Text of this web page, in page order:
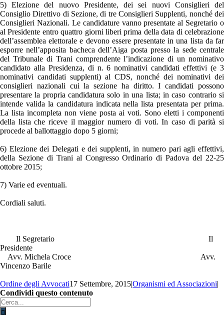
5) Elezione del nuovo Presidente, dei sei nuovi Consiglieri del
Consiglio Direttivo di Sezione, di tre Consiglieri Supplenti, nonché dei
Consiglieri Nazionali. Le candidature vanno presentate al Segretario o
al Presidente entro quattro giorni liberi prima della data di celebrazione
dell’assemblea elettorale e devono essere presentate in una lista da far
esporre nell’apposita bacheca dell’Aiga posta presso la sede centrale
del Tribunale di Trani comprendente l’indicazione di un nominativo
candidato alla Presidenza, di n. 6 nominativi candidati effettivi (e 3
nominativi candidati supplenti) al CDS, nonché dei nominativi dei
consiglieri nazionali cui la sezione ha diritto. I candidati possono
presentare la propria candidatura solo in una lista; in caso contrario si
intende valida la candidatura indicata nella lista presentata per prima.
La lista incompleta non viene posta ai voti. Sono eletti i componenti
della lista che riceve il maggior numero di voti. In caso di parità si
procede al ballottaggio dopo 5 giorni;
6) Elezione dei Delegati e dei supplenti, in numero pari agli effettivi,
della Sezione di Trani al Congresso Ordinario di Padova del 22-25
ottobre 2015;
7) Varie ed eventuali.
Cordiali saluti.
Il Segretario Il
Presidente
Avv. Michela Croce Avv.
Vincenzo Barile
Ordine degli Avvocati17 Settembre, 2015|Organismi ed Associazioni|
Condividi questo contenuto
Facebook
X
LinkedIn
WhatsApp
Email
Cerca
per: